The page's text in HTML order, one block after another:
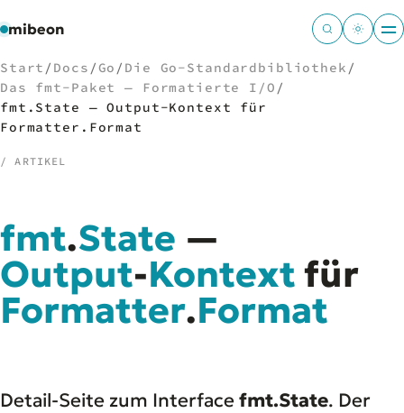
mibeon
02MB
03Projekte
04Leistungen
Docs
06Tools
Start / Docs /Go / Die Go-Standardbibliothek /
Das fmt-Paket — Formatierte I/O /
fmt.State — Output-Kontext für
Formatter.Format
/ ARTIKEL
fmt.State —
Output-Kontext für
Formatter.Format
Detail-Seite zum Interfacefmt.State. Der